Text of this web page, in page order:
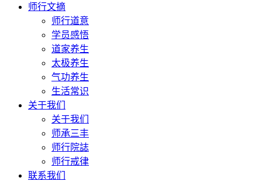
师行文摘
师行道意
学员感悟
道家养生
太极养生
气功养生
生活常识
关于我们
关于我们
师承三丰
师行院誌
师行戒律
联系我们